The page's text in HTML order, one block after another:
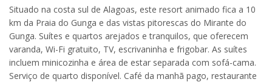
Situado na costa sul de Alagoas, este resort animado fica a 10
km da Praia do Gunga e das vistas pitorescas do Mirante do
Gunga. Suítes e quartos arejados e tranquilos, que oferecem
varanda, Wi-Fi gratuito, TV, escrivaninha e frigobar. As suítes
incluem minicozinha e área de estar separada com sofá-cama.
Serviço de quarto disponível. Café da manhã pago, restaurante